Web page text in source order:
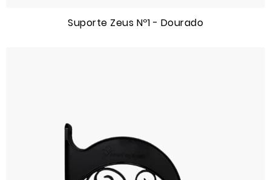
Suporte Zeus Nº1 - Dourado